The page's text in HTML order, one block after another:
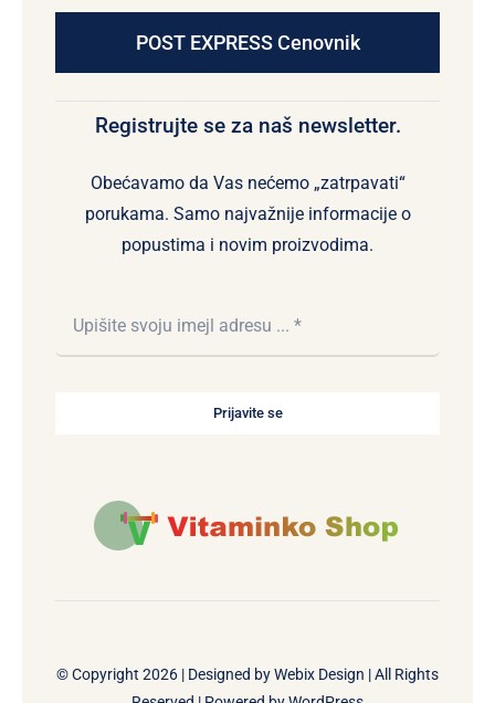
POST EXPRESS Cenovnik
Registrujte se za naš newsletter.
Obećavamo da Vas nećemo „zatrpavati“
porukama. Samo najvažnije informacije o
popustima i novim proizvodima.
Prijavite se
© Copyright 2026 | Designed byWebix Design | All Rights